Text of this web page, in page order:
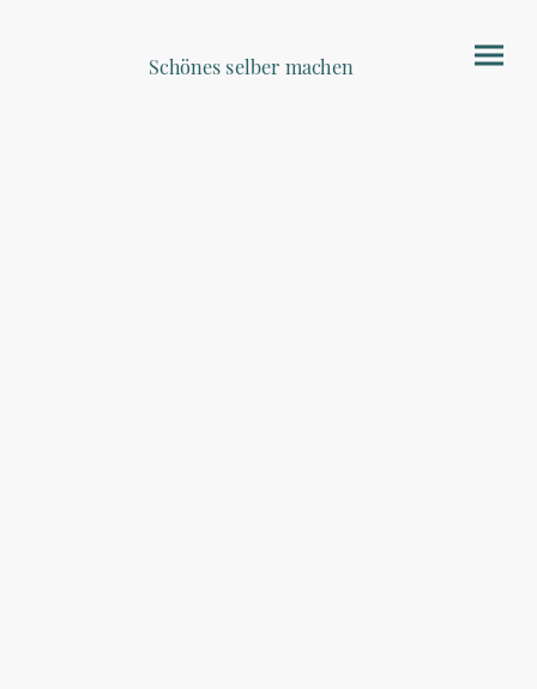
Schönes selber machen